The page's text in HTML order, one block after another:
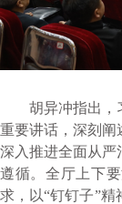
胡异冲指出，习
重要讲话，深刻阐
深入推进全面从严
遵循。全厅上下
求，以“钉钉子”精